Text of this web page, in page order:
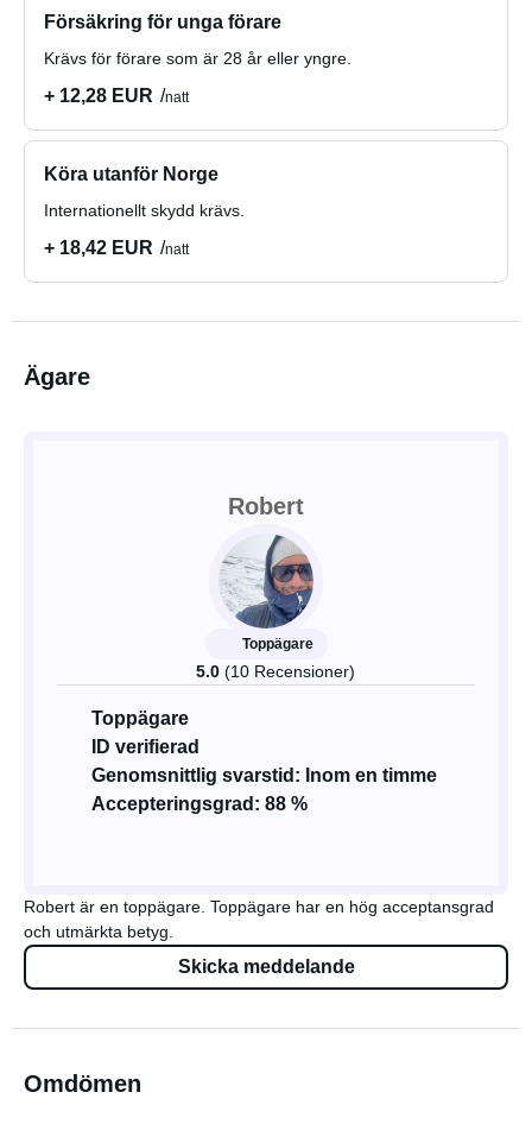
Försäkring för unga förare
Krävs för förare som är 28 år eller yngre.
+ 12,28 EUR natt
Köra utanför Norge
Internationellt skydd krävs.
+ 18,42 EUR natt
Ägare
Robert
Toppägare
5.0 (10 Recensioner)
Toppägare
ID verifierad
Genomsnittlig svarstid: Inom en timme
Accepteringsgrad: 88 %
Robert är en toppägare. Toppägare har en hög acceptansgrad
och utmärkta betyg.
Skicka meddelande
Omdömen